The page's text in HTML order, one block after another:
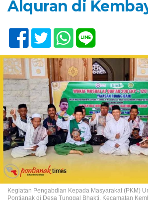
Alquran di
Kegiatan Pengabdian Kepada Masyarakat (PKM)
Pontianak di Desa Tunggal Bhakti, Kecamatan